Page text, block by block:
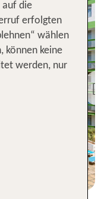
Vacacional Eden
auf die
erfolgten
wählen
können keine
werden, nur